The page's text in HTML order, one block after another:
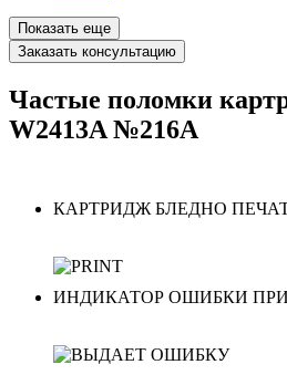
Показать еще
Заказать консультацию
Частые поломки
W2413A №216A
КАРТРИДЖ БЛЕДНО
ИНДИКАТОР ОШИБКИ